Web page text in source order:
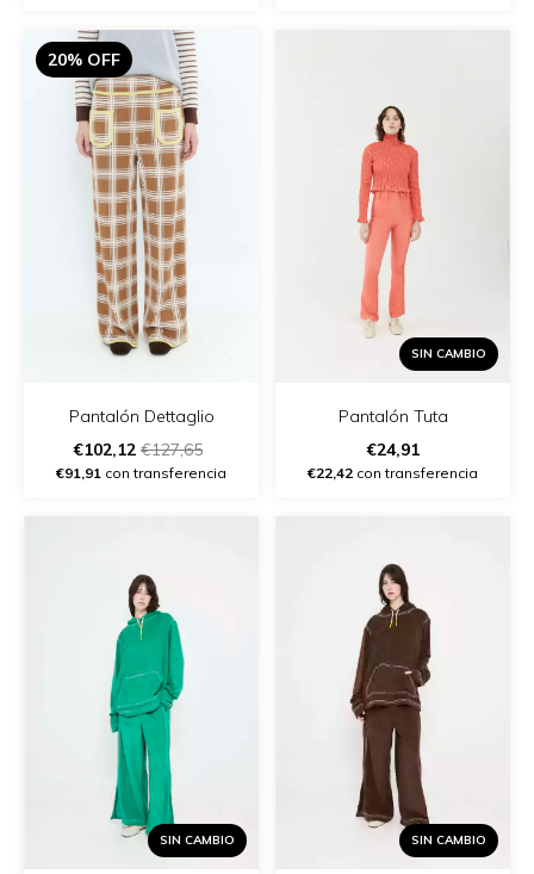
20% OFF
Pantalón Dettaglio
€102,12 €127,65
€91,91 con transferencia
SIN CAMBIO
Pantalón Tuta
€24,91
€22,42 con transferencia
SIN CAMBIO SIN CAMBIO